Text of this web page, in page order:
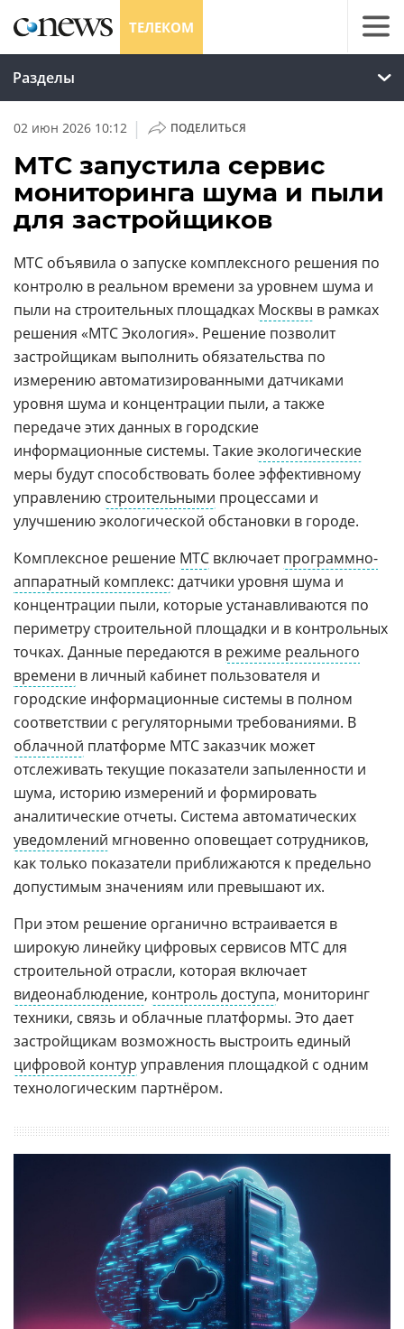
ТЕЛЕКОМ
Разделы
02 июн 2026 10:12 | ПОДЕЛИТЬСЯ
МТС запустила сервис
мониторинга шума и пыли
для застройщиков
МТС объявила о запуске комплексного решения по
контролю в реальном времени за уровнем шума и
пыли на строительных площадках Москвы в рамках
решения «МТС Экология». Решение позволит
застройщикам выполнить обязательства по
измерению автоматизированными датчиками
уровня шума и концентрации пыли, а также
передаче этих данных в городские
информационные системы. Такиеэкологические
меры будут способствовать более эффективному
управлению строительными процессами и
улучшению экологической обстановки в городе.
Комплексное решение МТС включаетпрограммно-
аппаратный комплекс: датчики уровня шума и
концентрации пыли, которые устанавливаются по
периметру строительной площадки и в контрольных
точках. Данные передаются в режиме реального
времени в личный кабинет пользователя и
городские информационные системы в полном
соответствии с регуляторными требованиями. В
облачной платформе МТС заказчик может
отслеживать текущие показатели запыленности и
шума, историю измерений и формировать
аналитические отчеты. Система автоматических
уведомлений мгновенно оповещает сотрудников,
как только показатели приближаются к предельно
допустимым значениям или превышают их.
При этом решение органично встраивается в
широкую линейку цифровых сервисов МТС для
строительной отрасли, которая включает
видеонаблюдение, контроль доступа, мониторинг
техники, связь и облачные платформы. Это дает
застройщикам возможность выстроить единый
цифровой контур управления площадкой с одним
технологическим партнёром.